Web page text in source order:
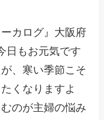
カログ』大阪府
日もお元気です
、寒い季節こそ
くなりますよ
のが主婦の悩み